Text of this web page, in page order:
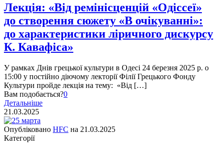
Лекція: «Від ремінісценцій «Одіссеї»
до створення сюжету «В очікуванні»:
до характеристики ліричного дискурсу
К. Кавафіса»
У рамках Днів грецької культури в Одесі 24 березня 2025 р. о
15:00 у постійно діючому лекторії Філії Грецького Фонду
Культури пройде лекція на тему: «Від […]
Вам подобається?0
Детальніше
21.03.2025
Опубліковано HFC на 21.03.2025
Категорії